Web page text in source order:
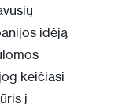
idėją
keičiasi
į